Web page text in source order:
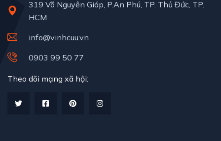
319 Võ Nguyên Giáp, P.An Phú, TP. Thủ Đức, TP.
HCM
info@vinhcuu.vn
0903 99 50 77
Theo dõi mạng xã hội: